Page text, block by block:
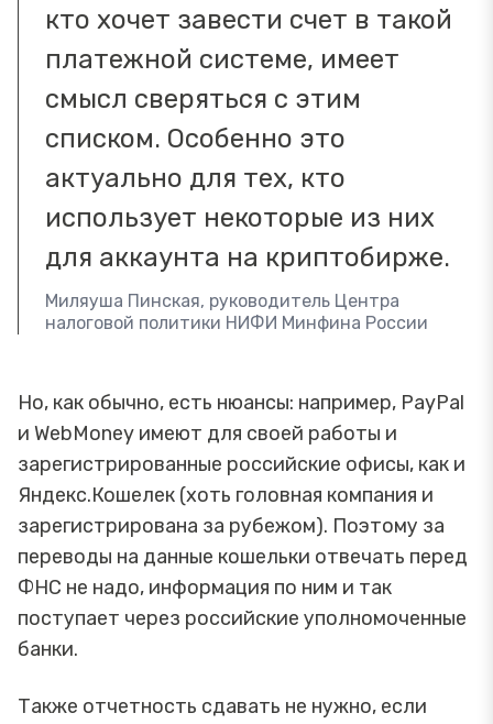
кто хочет завести счет в такой
платежной системе, имеет
смысл сверяться с этим
списком. Особенно это
актуально для тех, кто
использует некоторые из них
для аккаунта на криптобирже.
Миляуша Пинская, руководитель Центра
налоговой политики НИФИ Минфина России
Но, как обычно, есть нюансы: например, PayPal
и WebMoney имеют для своей работы и
зарегистрированные российские офисы, как и
Яндекс.Кошелек (хоть головная компания и
зарегистрирована за рубежом). Поэтому за
переводы на данные кошельки отвечать перед
ФНС не надо, информация по ним и так
поступает через российские уполномоченные
банки.
Также отчетность сдавать не нужно, если